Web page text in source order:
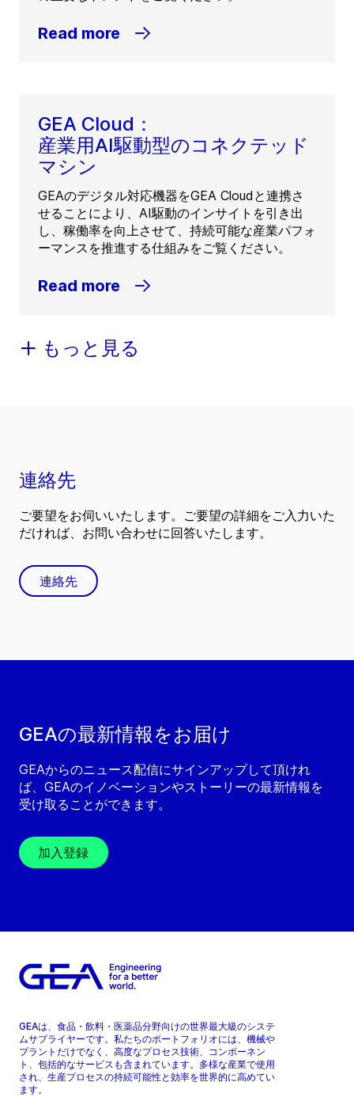
Read more
GEA Cloud：
産業用AI駆動型のコネクテッド
マシン
GEAのデジタル対応機器をGEA Cloudと連携さ
せることにより、AI駆動のインサイトを引き出
し、稼働率を向上させて、持続可能な産業パフォ
ーマンスを推進する仕組みをご覧ください。
Read more
もっと見る
GEAの最新情報をお届け
GEAからのニュース配信にサインアップして頂けれ
ば、GEAのイノベーションやストーリーの最新情報を
受け取ることができます。
加入登録
連絡先
ご要望をお伺いいたします。ご要望の詳細をご入力いた
だければ、お問い合わせに回答いたします。
連絡先
GEAは、食品・飲料・医薬品分野向けの世界最大級のシステ
ムサプライヤーです。私たちのポートフォリオには、機械や
プラントだけでなく、高度なプロセス技術、コンポーネン
ト、包括的なサービスも含まれています。多様な産業で使用
され、生産プロセスの持続可能性と効率を世界的に高めてい
ます。